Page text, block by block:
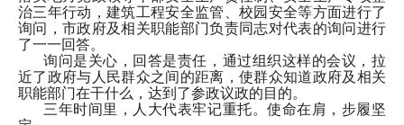
治三年行动，建筑工程安全监管、校园安全等方面进行了
询问，市政府及相关职能部门负责同志对代表的询问进行
了一一回答。
询问是关心，回答是责任，通过组织这样的会议，拉
近了政府与人民群众之间的距离，使群众知道政府及相关
职能部门在干什么，达到了参政议政的目的。
三年时间里，人大代表牢记重托。使命在肩，步履坚